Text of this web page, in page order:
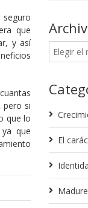
que
y así
pero si
que lo
que
El